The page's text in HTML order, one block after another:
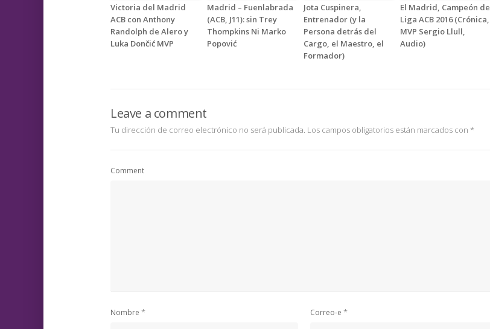
Victoria del Madrid
ACB con Anthony
Randolph de Alero y
Luka Dončić MVP
Madrid – Fuenlabrada
(ACB, J11): sin Trey
Thompkins Ni Marko
Popović
Jota Cuspinera,
Entrenador (y la
Persona detrás del
Cargo, el Maestro, el
Formador)
El Madrid, Campeón de
Liga ACB 2016 (Crónica,
MVP Sergio Llull,
Audio)
Leave a comment
Tu dirección de correo electrónico no será publicada. Los campos obligatorios están marcados con *
Comment
Nombre * Correo-e *